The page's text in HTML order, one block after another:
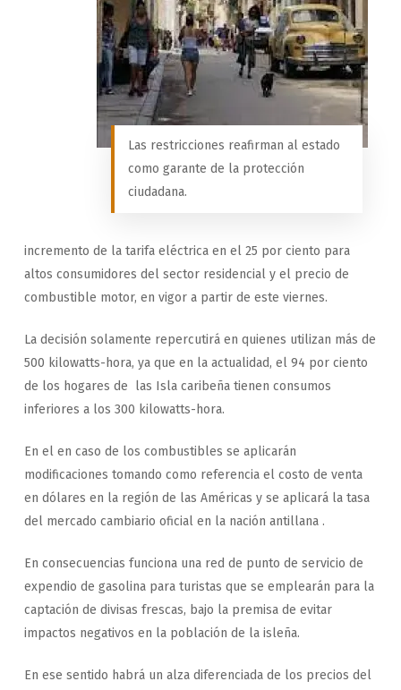
Las restricciones reafirman al estado
como garante de la protección
ciudadana.
incremento de la tarifa eléctrica en el 25 por ciento para
altos consumidores del sector residencial y el precio de
combustible motor, en vigor a partir de este viernes.
La decisión solamente repercutirá en quienes utilizan más de
500 kilowatts-hora, ya que en la actualidad, el 94 por ciento
de los hogares de las Isla caribeña tienen consumos
inferiores a los 300 kilowatts-hora.
En el en caso de los combustibles se aplicarán
modificaciones tomando como referencia el costo de venta
en dólares en la región de las Américas y se aplicará la tasa
del mercado cambiario oficial en la nación antillana .
En consecuencias funciona una red de punto de servicio de
expendio de gasolina para turistas que se emplearán para la
captación de divisas frescas, bajo la premisa de evitar
impactos negativos en la población de la isleña.
En ese sentido habrá un alza diferenciada de los precios del